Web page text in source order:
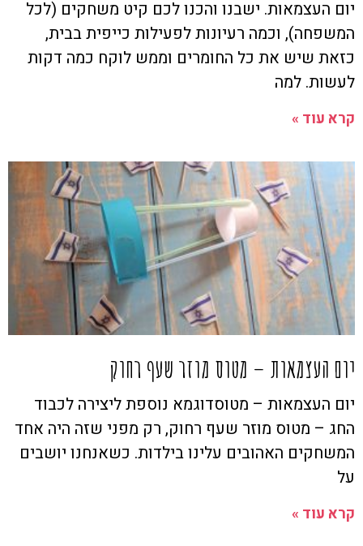
יום העצמאות. ישבנו והכנו לכם קיט משחקים (לכל
המשפחה), וכמה רעיונות לפעילות כייפית בבית,
כזאת שיש את כל החומרים וממש לוקח כמה דקות
לעשות. למה
קרא עוד »
יום העצמאות – מטוס מוזר שעף רחוק
יום העצמאות – מטוסדוגמא נוספת ליצירה לכבוד
החג – מטוס מוזר שעף רחוק, רק מפני שזה היה אחד
המשחקים האהובים עלינו בילדות. כשאנחנו יושבים
על
קרא עוד »